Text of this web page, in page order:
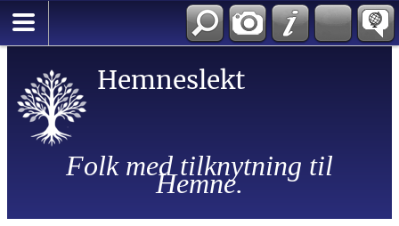
Hemneslekt
Folk med tilknytning til
Hemne.